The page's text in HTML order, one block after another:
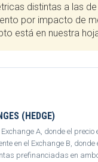
distintas a las
por impacto de
está en nuestra
(HEDGE)
A, donde el precio
en el Exchange B, donde
prefinanciadas en